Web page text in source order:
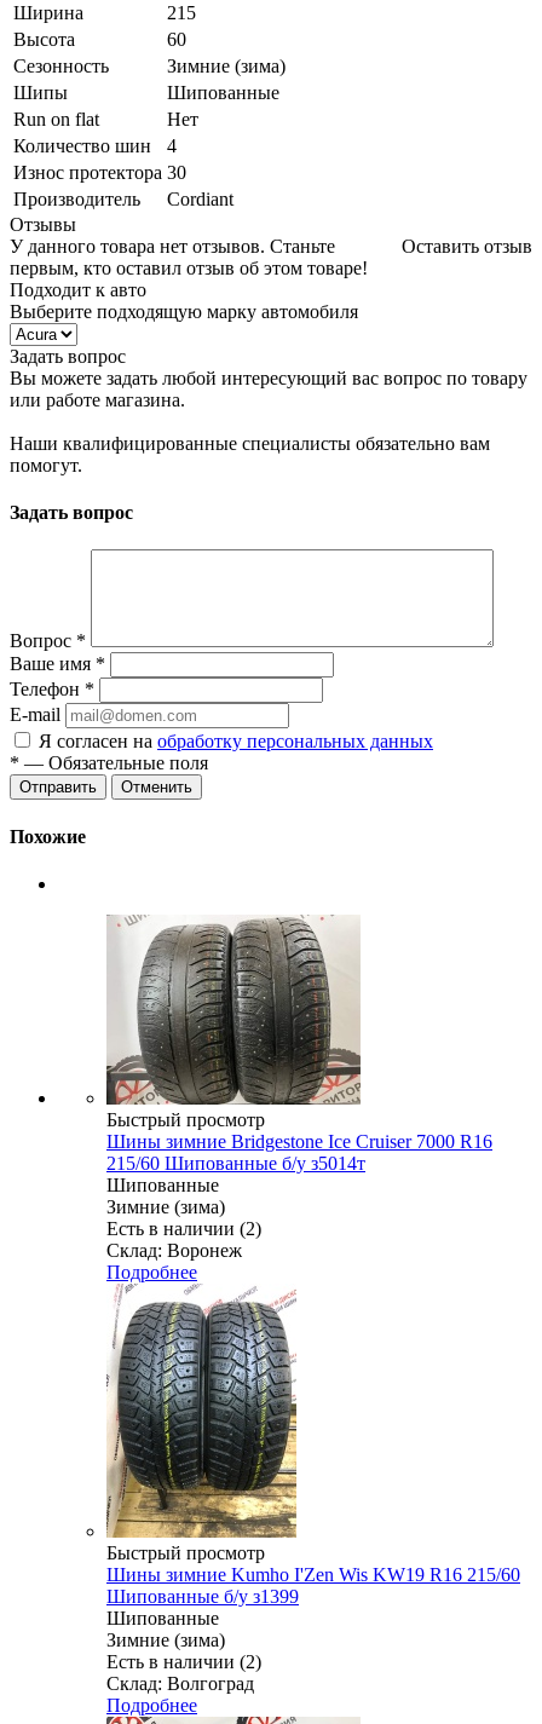
Ширина
215
Высота
60
Сезонность
Зимние (зима)
Шипы
Шипованные
Run on flat
Нет
Количество шин
4
Износ протектора 30
Производитель
Cordiant
Отзывы
Оставить отзыв
У данного товара нет отзывов. Станьте
первым, кто оставил отзыв об этом товаре!
Подходит к авто
Выберите подходящую марку автомобиля
Задать вопрос
Вы можете задать любой интересующий вас вопрос по товару
или работе магазина.
Наши квалифицированные специалисты обязательно вам
помогут.
Задать вопрос
Вопрос *
Ваше имя *
Телефон *
E-mail
Я согласен на обработку персональных данных
* — Обязательные поля
Отменить
Похожие
Быстрый просмотр
Шины зимние Bridgestone Ice Cruiser 7000 R16
215/60 Шипованные б/у з5014т
Шипованные
Зимние (зима)
Есть в наличии (2)
Склад: Воронеж
Подробнее
Быстрый просмотр
Шины зимние Kumho I'Zen Wis KW19 R16 215/60
Шипованные б/у з1399
Шипованные
Зимние (зима)
Есть в наличии (2)
Склад: Волгоград
Подробнее